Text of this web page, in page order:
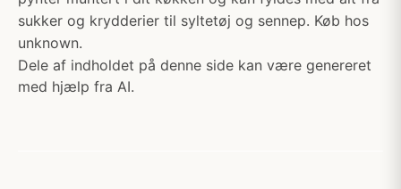
sukker og krydderier til syltetøj og sennep. Køb hos
unknown.
Dele af indholdet på denne side kan være genereret
med hjælp fra AI.